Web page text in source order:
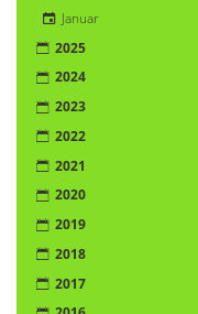
Januar
2025
2024
2023
2022
2021
2020
2019
2018
2017